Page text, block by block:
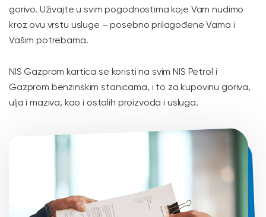
gorivo. Uživajte u svim pogodnostima koje Vam nudimo
kroz ovu vrstu usluge – posebno prilagođene Vama i
Vašim potrebama.
NIS Gazprom kartica se koristi na svim NIS Petrol i
Gazprom benzinskim stanicama, i to za kupovinu goriva,
ulja i maziva, kao i ostalih proizvoda i usluga.